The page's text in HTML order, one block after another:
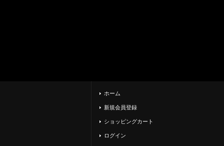
ホーム
新規会員登録
ショッピングカート
ログイン